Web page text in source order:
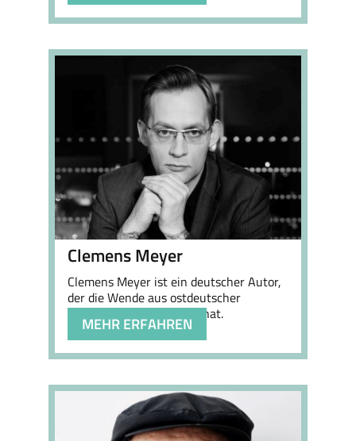
Clemens Meyer
Clemens Meyer ist ein deutscher Autor,
der die Wende aus ostdeutscher
Perspektive beschrieben hat.
MEHR ERFAHREN